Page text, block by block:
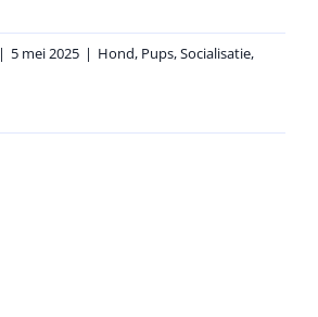
| 5 mei 2025 | Hond, Pups,Socialisatie,